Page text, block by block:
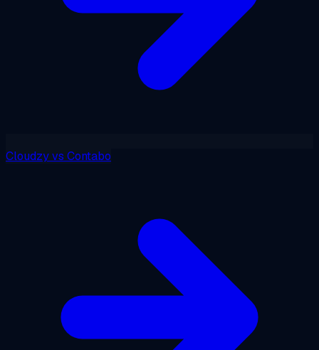
Cloudzyvs Contabo